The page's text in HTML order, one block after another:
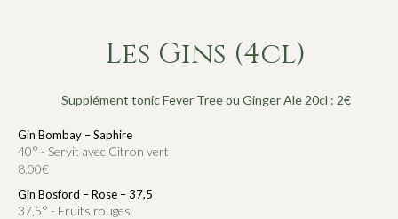
Les Gins (4cl)
Supplément tonic Fever Tree ou Ginger Ale 20cl : 2€
Gin Bombay – Saphire
40° - Servit avec Citron vert
8.00€
Gin Bosford – Rose – 37,5
37,5° - Fruits rouges